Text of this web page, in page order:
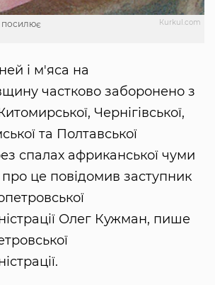
Кurkul.com
посилює
і м'яса на
частково заборонено з
Чернігівської,
та Полтавської
спалах африканської чуми
це повідомив заступник
Олег Кужман, пише